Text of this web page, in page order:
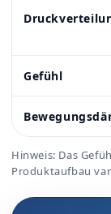
Gefühl
Hinweis: Das
Produktaufbau